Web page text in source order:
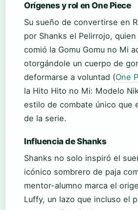
Orígenes y rol en One Piece
Su sueño de convertirse en
por Shanks el Pelirrojo,
comió la Gomu Gomu no Mi
otorgándole un cuerpo de
deformarse a voluntad (One
la Hito Hito no Mi: Modelo
estilo de combate único que
de la serie.
Influencia de Shanks
Shanks no solo inspiró el
icónico sombrero de paja
mentor-alumno marca el
Luffy, un lazo que incluso el